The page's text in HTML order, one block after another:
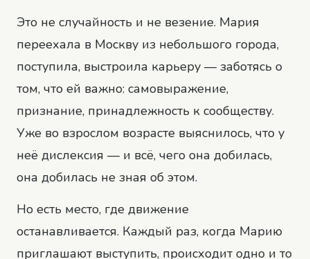
Это не случайность и не везение. Мария
переехала в Москву из небольшого города,
поступила, выстроила карьеру — заботясь о
том, что ей важно: самовыражение,
признание, принадлежность к сообществу.
Уже во взрослом возрасте выяснилось, что у
неё дислексия — и всё, чего она добилась,
она добилась не зная об этом.
Но есть место, где движение
останавливается. Каждый раз, когда Марию
приглашают выступить, происходит одно и то